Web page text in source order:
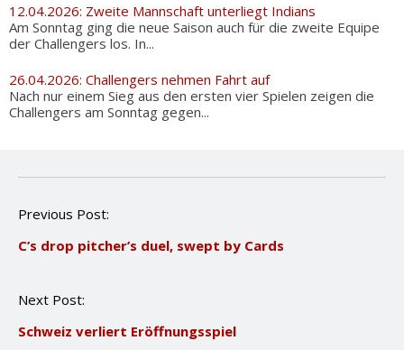
12.04.2026: Zweite Mannschaft unterliegt Indians
Am Sonntag ging die neue Saison auch für die zweite Equipe
der Challengers los. In...
26.04.2026: Challengers nehmen Fahrt auf
Nach nur einem Sieg aus den ersten vier Spielen zeigen die
Challengers am Sonntag gegen...
P
s
a
i
Previous Post:
C’s drop pitcher’s duel, swept by Cards
Next Post:
Schweiz verliert Eröffnungsspiel